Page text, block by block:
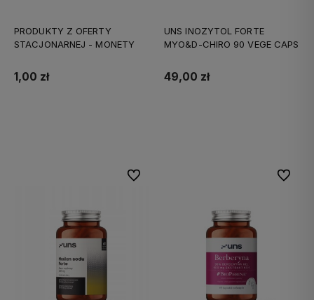
PRODUKTY Z OFERTY
STACJONARNEJ - MONETY
1,00 zł
UNS INOZYTOL FORTE
MYO&D-CHIRO 90 VEGE CAPS
49,00 zł
Do ulubionych Do